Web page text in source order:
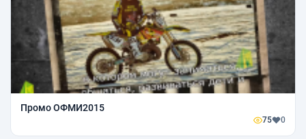
Промо ОФМИ2015
75 0